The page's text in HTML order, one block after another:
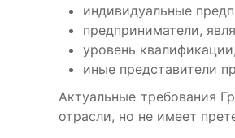
индивидуальные
предприниматели,
уровень
иные представители
Актуальные требования
отрасли, но не имеет